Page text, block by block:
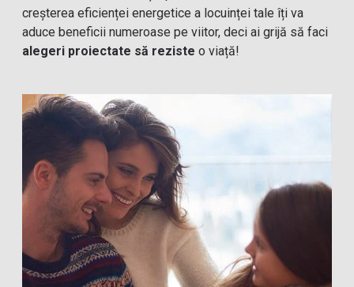
creșterea eficienței energetice a locuinței tale îți va
aduce beneficii numeroase pe viitor, deci ai grijă să faci
alegeri proiectate să reziste o viață!